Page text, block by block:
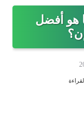
هو أفضل